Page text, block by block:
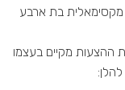
בת ארבע
ההצעות מקיים בעצמו